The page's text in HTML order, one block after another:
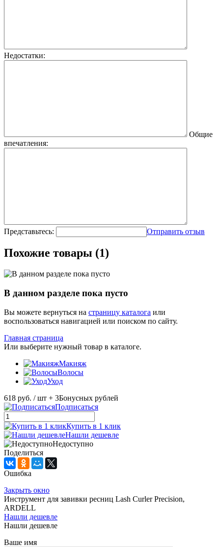
Недостатки:
Общие
впечатления:
Представьтесь: Отправить отзыв
Похожие товары (1)
В данном разделе пока пусто
Вы можете вернуться на страницу каталога или
воспользоваться навигацией или поиском по сайту.
Главная страница
Или выберите нужный товар в каталоге.
Макияж
Волосы
Уход
618 руб. / шт + 3Бонусных рублей
Подписаться
Купить в 1 клик
Нашли дешевле
Недоступно
Поделиться
Ошибка
Закрыть окно
Инструмент для завивки ресниц Lash Curler Precision,
ARDELL
Нашли дешевле
Нашли дешевле
Ваше имя